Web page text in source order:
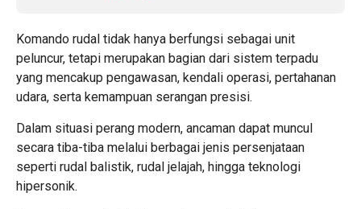
Komando rudal tidak hanya berfungsi sebagai unit
peluncur, tetapi merupakan bagian dari sistem terpadu
yang mencakup pengawasan, kendali operasi, pertahanan
udara, serta kemampuan serangan presisi.
Dalam situasi perang modern, ancaman dapat muncul
secara tiba-tiba melalui berbagai jenis persenjataan
seperti rudal balistik, rudal jelajah, hingga teknologi
hipersonik.